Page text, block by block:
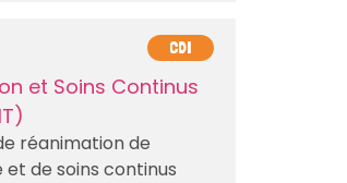
CDI
et Soins Continus
réanimation de
de soins continus